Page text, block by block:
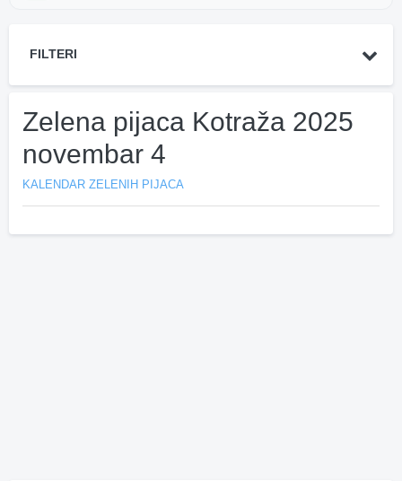
FILTERI
Zelena pijaca Kotraža 2025
novembar 4
KALENDAR ZELENIH PIJACA